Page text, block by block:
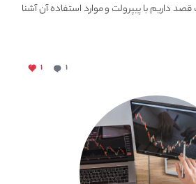
قصد داریم با پیپر‌ولت و موارد استفاده آن آشنا
۱ ۱